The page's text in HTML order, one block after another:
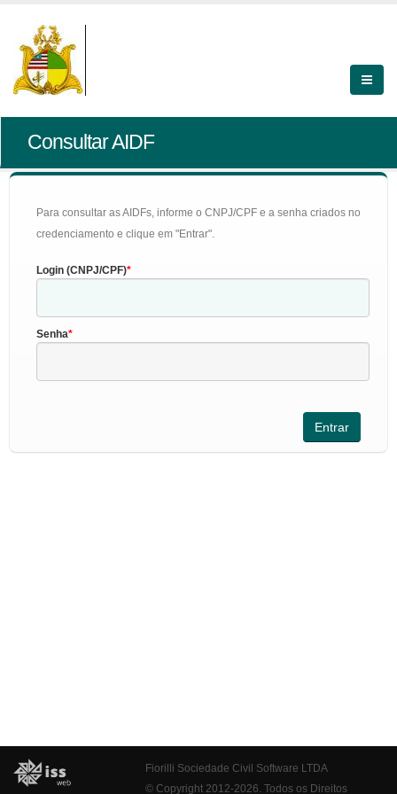
Consultar AIDF
Para consultar as AIDFs, informe o CNPJ/CPF e a senha criados no
credenciamento e clique em "Entrar".
Login (CNPJ/CPF)
Senha
Fiorilli Sociedade Civil Software LTDA
© Copyright 2012-2026. Todos os Direitos